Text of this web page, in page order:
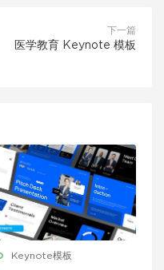
下一篇
医学教育 Keynote 模板
Keynote模板